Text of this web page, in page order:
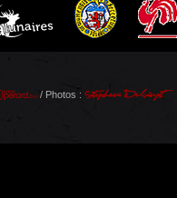
/ Photos :